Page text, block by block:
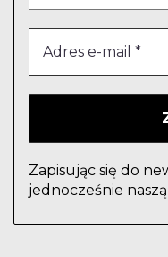
Zapisując się do
jednocześnie